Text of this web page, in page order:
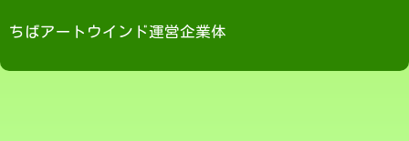
ちばアートウインド運営企業体